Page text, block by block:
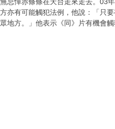
亦有可能觸犯法例，他說：「只
地方。」他表示《同》片有機會